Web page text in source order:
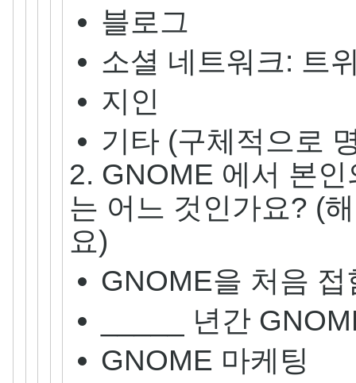
블로그
소셜 네트워크: 트
지인
기타 (구체적으로
2. GNOME 에서 본
는 어느 것인가요? (
요)
GNOME을 처음 접
_____ 년간
GNOME 마케팅